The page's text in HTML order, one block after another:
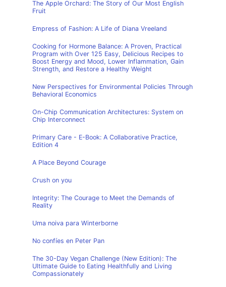
The Apple Orchard: The Story of Our Most English
Fruit
Empress of Fashion: A Life of Diana Vreeland
Cooking for Hormone Balance: A Proven, Practical
Program with Over 125 Easy, Delicious Recipes to
Boost Energy and Mood, Lower Inflammation, Gain
Strength, and Restore a Healthy Weight
New Perspectives for Environmental Policies Through
Behavioral Economics
On-Chip Communication Architectures: System on
Chip Interconnect
Primary Care - E-Book: A Collaborative Practice,
Edition 4
A Place Beyond Courage
Crush on you
Integrity: The Courage to Meet the Demands of
Reality
Uma noiva para Winterborne
No confíes en Peter Pan
The 30-Day Vegan Challenge (New Edition): The
Ultimate Guide to Eating Healthfully and Living
Compassionately